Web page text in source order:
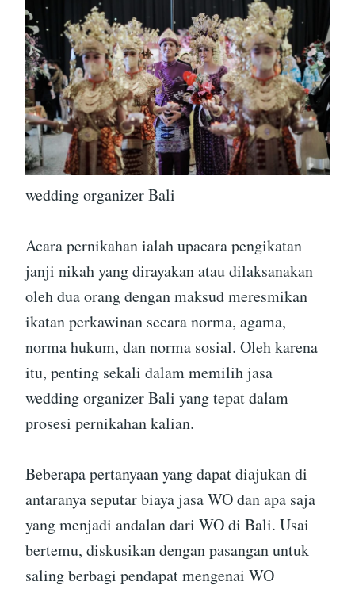
wedding organizer Bali
Acara pernikahan ialah upacara pengikatan
janji nikah yang dirayakan atau dilaksanakan
oleh dua orang dengan maksud meresmikan
ikatan perkawinan secara norma, agama,
norma hukum, dan norma sosial. Oleh karena
itu, penting sekali dalam memilih jasa
wedding organizer Bali yang tepat dalam
prosesi pernikahan kalian.
Beberapa pertanyaan yang dapat diajukan di
antaranya seputar biaya jasa WO dan apa saja
yang menjadi andalan dari WO di Bali. Usai
bertemu, diskusikan dengan pasangan untuk
saling berbagi pendapat mengenai WO